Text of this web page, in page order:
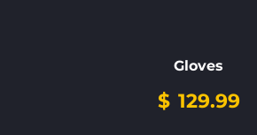
Gloves
$ 129.99